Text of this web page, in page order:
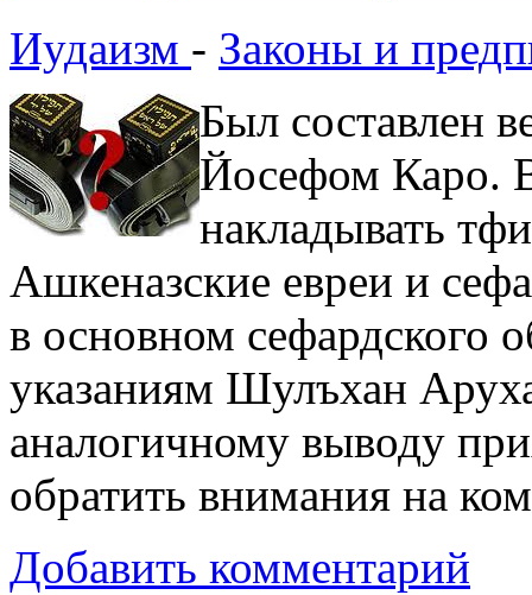
Иудаизм - Законы и
Был составлен
Йосефом Каро.
накладывать
Ашкеназские евреи и
в основном сефардского
указаниям Шулъхан
аналогичному выводу
обратить внимания на
Добавить комментарий